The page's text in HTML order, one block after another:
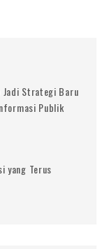
Jadi Strategi Baru
Publik
yang Terus